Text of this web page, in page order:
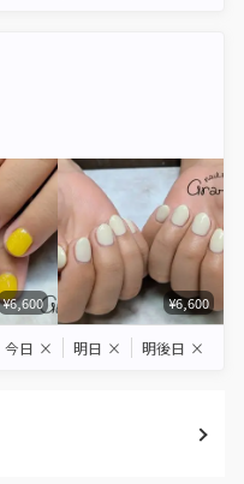
¥6,600 ¥6,600
今日 × 明日 × 明後日 ×